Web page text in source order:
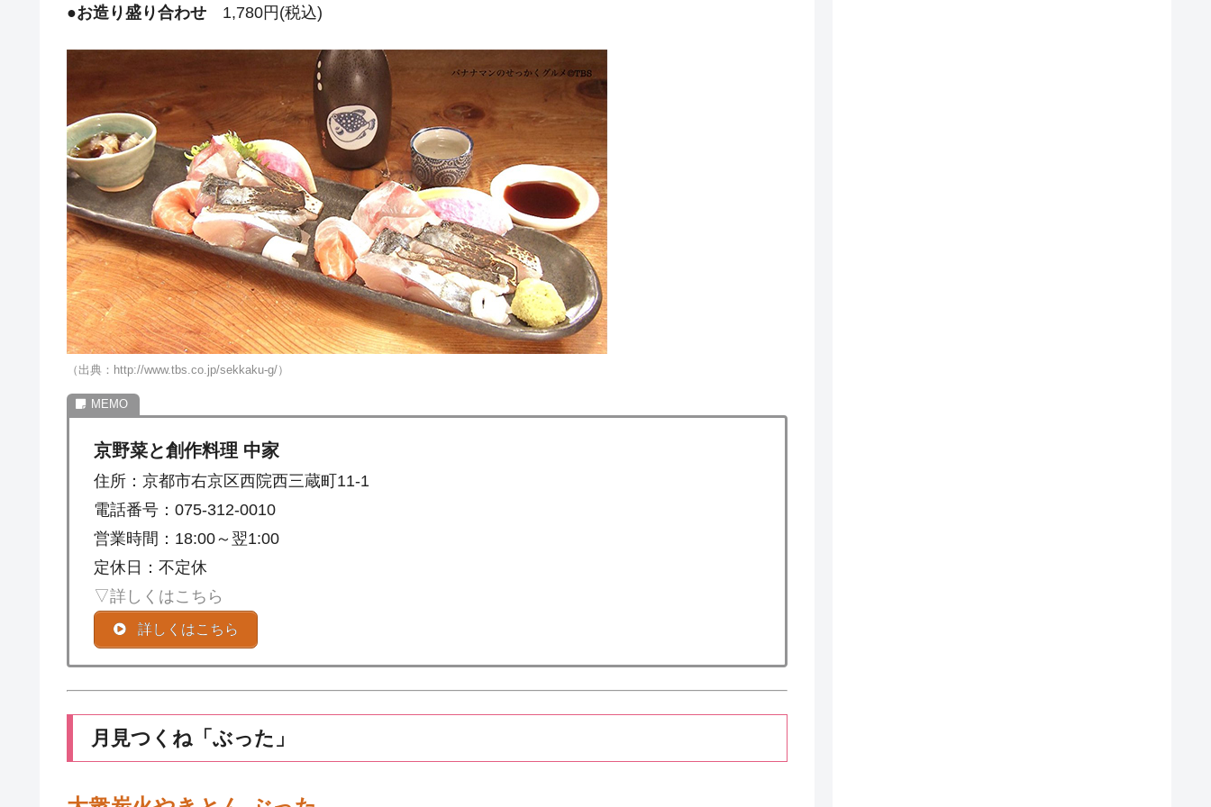
●お造り盛り合わせ 1,780円(税込)
（出典：http://www.tbs.co.jp/sekkaku-g/）
京野菜と創作料理 中家
住所：京都市右京区西院西三蔵町11-1
電話番号：075-312-0010
営業時間：18:00～翌1:00
定休日：不定休
▽詳しくはこちら
詳しくはこちら
月見つくね「ぶった」